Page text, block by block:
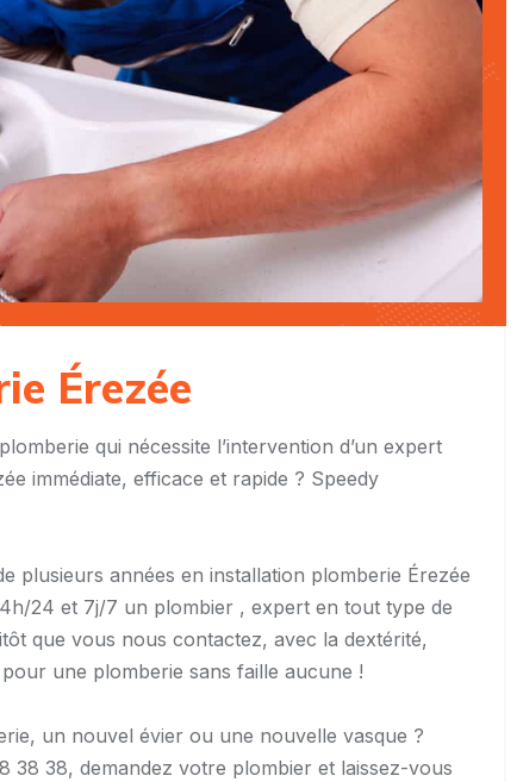
Érezée
qui nécessite l’intervention d’un expert
immédiate, efficace et rapide ? Speedy
plusieurs années en installation plomberie Érezée
24 et 7j/7 un plombier , expert en tout type de
que vous nous contactez, avec la dextérité,
une plomberie sans faille aucune !
un nouvel évier ou une nouvelle vasque ?
38, demandez votre plombier et laissez-vous